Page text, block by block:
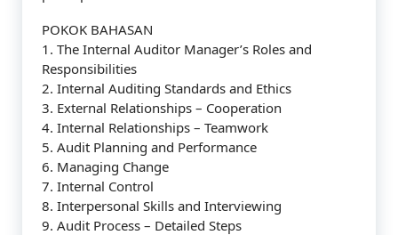
POKOK BAHASAN
1. The Internal Auditor Manager’s Roles and
Responsibilities
2. Internal Auditing Standards and Ethics
3. External Relationships – Cooperation
4. Internal Relationships – Teamwork
5. Audit Planning and Performance
6. Managing Change
7. Internal Control
8. Interpersonal Skills and Interviewing
9. Audit Process – Detailed Steps